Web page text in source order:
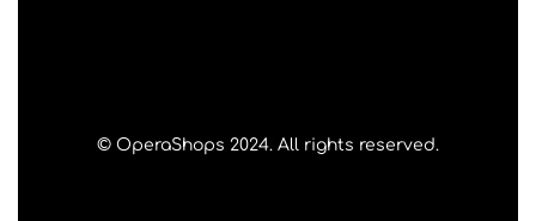
© OperaShops 2024. All rights reserved.